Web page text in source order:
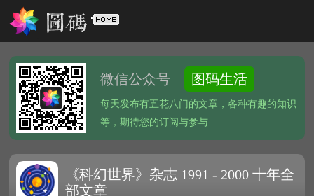
微信公众号 图码生活
每天发布有五花八门的文章，各种有趣的知识
等，期待您的订阅与参与
《科幻世界》杂志 1991 - 2000 十年全
部文章